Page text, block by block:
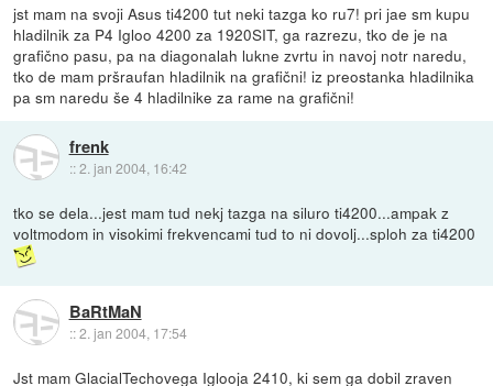
jst mam na svoji Asus ti4200 tut neki tazga ko ru7! pri jae sm kupu
hladilnik za P4 Igloo 4200 za 1920SIT, ga razrezu, tko de je na
grafično pasu, pa na diagonalah lukne zvrtu in navoj notr naredu,
tko de mam pršraufan hladilnik na grafični! iz preostanka hladilnika
pa sm naredu še 4 hladilnike za rame na grafični!
frenk
::2. jan 2004, 16:42
tko se dela...jest mam tud nekj tazga na siluro ti4200...ampak z
voltmodom in visokimi frekvencami tud to ni dovolj...sploh za ti4200
BaRtMaN
::2. jan 2004, 17:54
Jst mam GlacialTechovega Iglooja 2410, ki sem ga dobil zraven